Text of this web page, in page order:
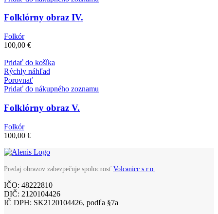
Folklórny obraz IV.
Folkór
100,00 €
Pridať do košíka
Rýchly náhľad
Porovnať
Pridať do nákupného zoznamu
Folklórny obraz V.
Folkór
100,00 €
Predaj obrazov zabezpečuje spolocnosť Volcanicc s.r.o.
IČO: 48222810
DIČ: 2120104426
IČ DPH: SK2120104426, podľa §7a